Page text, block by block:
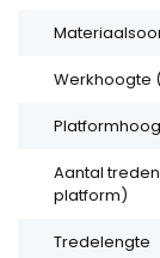
Werkhoogte
Aantal
platform)
Tredelengte